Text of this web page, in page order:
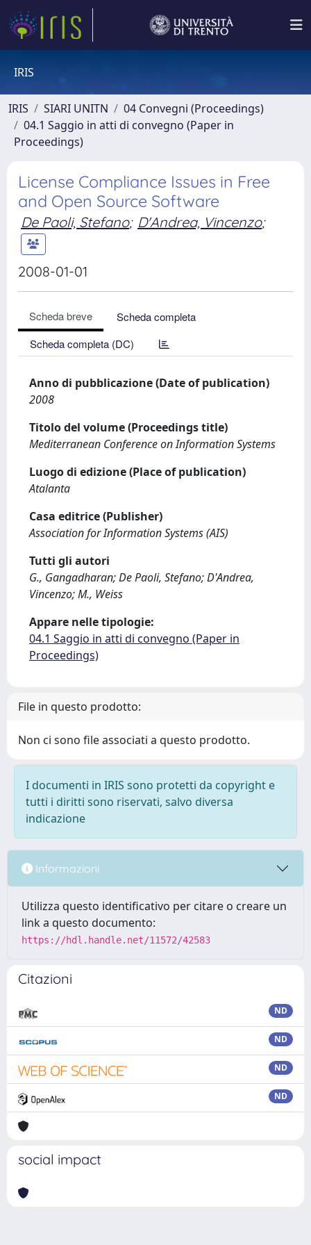
IRIS
IRIS SIARI UNITN
04 Convegni (Proceedings)
04.1 Saggio in atti di convegno (Paper in
Proceedings)
License Compliance Issues in Free
and Open Source Software
De Paoli, Stefano; D'Andrea, Vincenzo;
2008-01-01
Scheda breve
Scheda completa
Scheda completa (DC)
Anno di pubblicazione (Date of publication)
2008
Titolo del volume (Proceedings title)
Mediterranean Conference on Information Systems
Luogo di edizione (Place of publication)
Atalanta
Casa editrice (Publisher)
Association for Information Systems (AIS)
Tutti gli autori
G., Gangadharan; De Paoli, Stefano; D'Andrea,
Vincenzo; M., Weiss
Appare nelle tipologie:
04.1 Saggio in atti di convegno (Paper in
Proceedings)
File in questo prodotto:
Non ci sono file associati a questo prodotto.
I documenti in IRIS sono protetti da copyright e
tutti i diritti sono riservati, salvo diversa
indicazione
Informazioni
Utilizza questo identificativo per citare o creare un
link a questo documento:
https://hdl.handle.net/11572/42583
Citazioni
ND
ND
ND
ND
social impact